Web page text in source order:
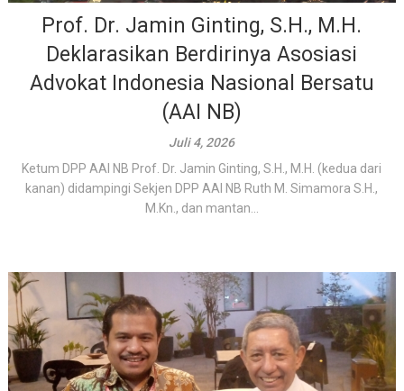
Prof. Dr. Jamin Ginting, S.H., M.H.
Deklarasikan Berdirinya Asosiasi
Advokat Indonesia Nasional Bersatu
(AAI NB)
Juli 4, 2026
Ketum DPP AAI NB Prof. Dr. Jamin Ginting, S.H., M.H. (kedua dari
kanan) didampingi Sekjen DPP AAI NB Ruth M. Simamora S.H.,
M.Kn., dan mantan...